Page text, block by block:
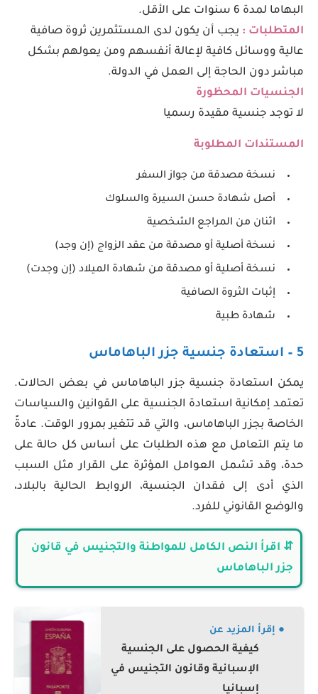
البهاما لمدة 6 سنوات على الأقل.
المتطلبات : يجب أن يكون لدى المستثمرين ثروة صافية
عالية ووسائل كافية لإعالة أنفسهم ومن يعولهم بشكل
مباشر دون الحاجة إلى العمل في الدولة.
الجنسيات المحظورة
لا توجد جنسية مقيدة رسميا
المستندات المطلوبة
نسخة مصدقة من جواز السفر
أصل شهادة حسن السيرة والسلوك
اثنان من المراجع الشخصية
نسخة أصلية أو مصدقة من عقد الزواج (إن وجد)
نسخة أصلية أو مصدقة من شهادة الميلاد (إن وجدت)
إثبات الثروة الصافية
شهادة طبية
5 – استعادة جنسية جزر الباهاماس
يمكن استعادة جنسية جزر الباهاماس في بعض الحالات.
تعتمد إمكانية استعادة الجنسية على القوانين والسياسات
الخاصة بجزر الباهاماس، والتي قد تتغير بمرور الوقت. عادةً
ما يتم التعامل مع هذه الطلبات على أساس كل حالة على
حدة، وقد تشمل العوامل المؤثرة على القرار مثل السبب
الذي أدى إلى فقدان الجنسية، الروابط الحالية بالبلاد،
والوضع القانوني للفرد.
⇵ اقرأ النص الكامل للمواطنة والتجنيس في قانون
جزر الباهاماس
● إقرأ المزيد عن
كيفية الحصول على الجنسية
الإسبانية وقانون التجنيس في
إسبانيا